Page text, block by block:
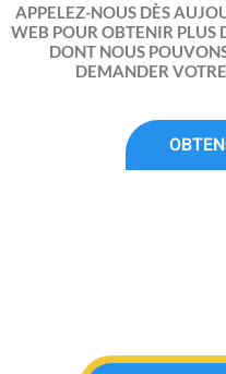
APPELEZ-NOUS DÈS
WEB POUR OBTENIR PLUS
DONT NOUS
DEMANDER